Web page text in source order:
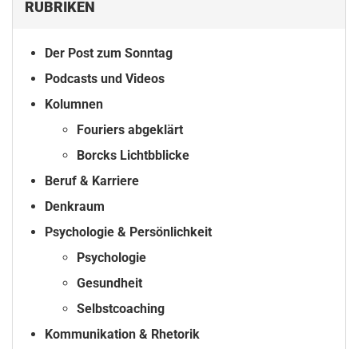
RUBRIKEN
Der Post zum Sonntag
Podcasts und Videos
Kolumnen
Fouriers abgeklärt
Borcks Lichtbblicke
Beruf & Karriere
Denkraum
Psychologie & Persönlichkeit
Psychologie
Gesundheit
Selbstcoaching
Kommunikation & Rhetorik